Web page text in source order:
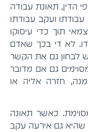
הדין, תאונת עבודה
ועקב עבודתו
תוך כדי עיסוקו
לא די בכך שאדם
לבחון גם את הקשר
גם אם מדובר
חזרה אליה או
כאשר תאונה
שהיא גם אירעה עקב